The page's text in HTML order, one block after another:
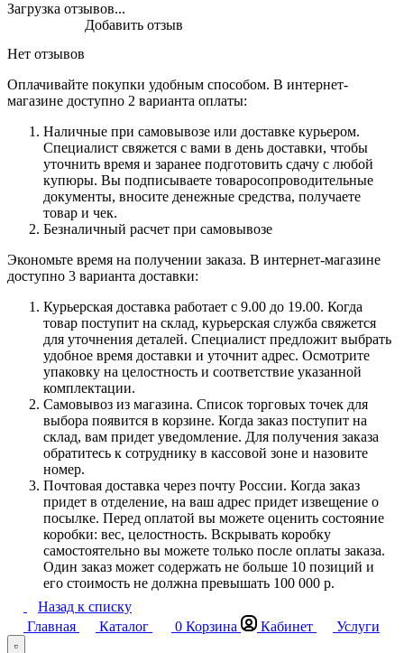
Загрузка отзывов...
Нет отзывов
Добавить отзыв
Оплачивайте покупки удобным способом. В интернет-
магазине доступно 2 варианта оплаты:
Наличные при самовывозе или доставке курьером.
Специалист свяжется с вами в день доставки, чтобы
уточнить время и заранее подготовить сдачу с любой
купюры. Вы подписываете товаросопроводительные
документы, вносите денежные средства, получаете
товар и чек.
Безналичный расчет при самовывозе
Экономьте время на получении заказа. В интернет-магазине
доступно 3 варианта доставки:
Курьерская доставка работает с 9.00 до 19.00. Когда
товар поступит на склад, курьерская служба свяжется
для уточнения деталей. Специалист предложит выбрать
удобное время доставки и уточнит адрес. Осмотрите
упаковку на целостность и соответствие указанной
комплектации.
Самовывоз из магазина. Список торговых точек для
выбора появится в корзине. Когда заказ поступит на
склад, вам придет уведомление. Для получения заказа
обратитесь к сотруднику в кассовой зоне и назовите
номер.
Почтовая доставка через почту России. Когда заказ
придет в отделение, на ваш адрес придет извещение о
посылке. Перед оплатой вы можете оценить состояние
коробки: вес, целостность. Вскрывать коробку
самостоятельно вы можете только после оплаты заказа.
Один заказ может содержать не больше 10 позиций и
его стоимость не должна превышать 100 000 р.
Назад к списку
Главная
Каталог 0 Корзина Кабинет Услуги